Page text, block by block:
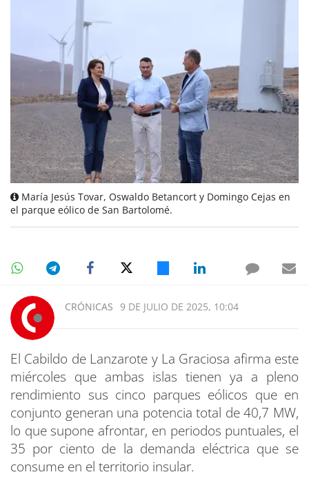
María Jesús Tovar, Oswaldo Betancort y Domingo Cejas en
el parque eólico de San Bartolomé.
CRÓNICAS 9 DE JULIO DE 2025, 10:04
El Cabildo de Lanzarote y La Graciosa afirma este
miércoles que ambas islas tienen ya a pleno
rendimiento sus cinco parques eólicos que en
conjunto generan una potencia total de 40,7 MW,
lo que supone afrontar, en periodos puntuales, el
35 por ciento de la demanda eléctrica que se
consume en el territorio insular.